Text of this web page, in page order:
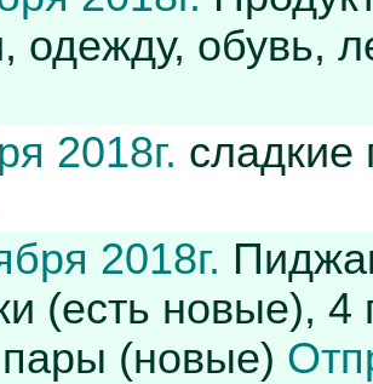
одежду, обувь,
2018г. сладкие
2018г.
(есть новые),
(новые)